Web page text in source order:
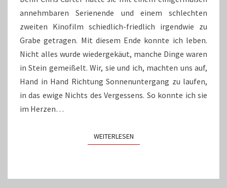
annehmbaren Serienende und einem schlechten
zweiten Kinofilm schiedlich-friedlich irgendwie zu
Grabe getragen. Mit diesem Ende konnte ich leben.
Nicht alles wurde wiedergekäut, manche Dinge waren
in Stein gemeißelt. Wir, sie und ich, machten uns auf,
Hand in Hand Richtung Sonnenuntergang zu laufen,
in das ewige Nichts des Vergessens. So konnte ich sie
im Herzen…
WEITERLESENWEITERLESEN